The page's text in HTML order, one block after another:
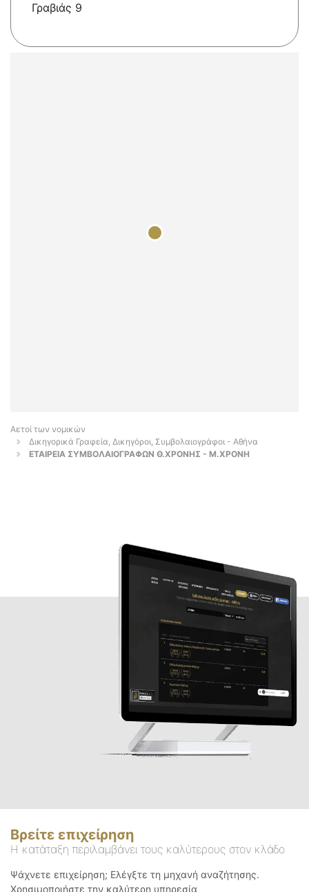
Γραβιάς 9
Αετοί των νομικών
Δικηγορικά Γραφεία, Δικηγόροι, Συμβολαιογράφοι - Αθήνα
ΕΤΑΙΡΕΙΑ ΣΥΜΒΟΛΑΙΟΓΡΑΦΩΝ Θ.ΧΡΟΝΗΣ - Μ.ΧΡΟΝΗ
Βρείτε επιχείρηση
Η κατάταξη περιλαμβάνει τους καλύτερους στον κλάδο
Ψάχνετε επιχείρηση; Ελέγξτε τη μηχανή αναζήτησης.
Χρησιμοποιήστε την καλύτερη υπηρεσία